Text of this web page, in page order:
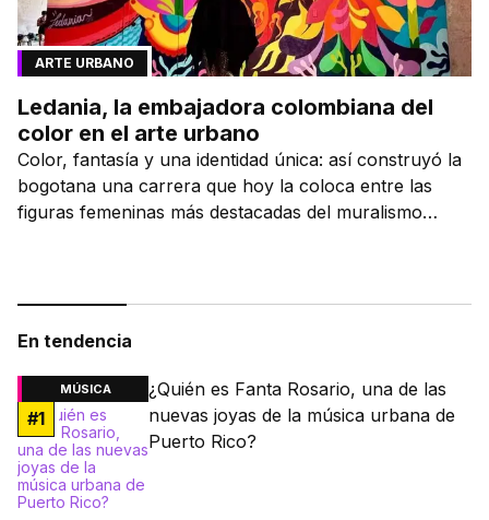
ARTE URBANO
Ledania, la embajadora colombiana del
color en el arte urbano
Color, fantasía y una identidad única: así construyó la
bogotana una carrera que hoy la coloca entre las
figuras femeninas más destacadas del muralismo
En tendencia
MÚSICA
#1
¿Quién es Fanta Rosario, una de las
nuevas joyas de la música urbana de
Puerto Rico?